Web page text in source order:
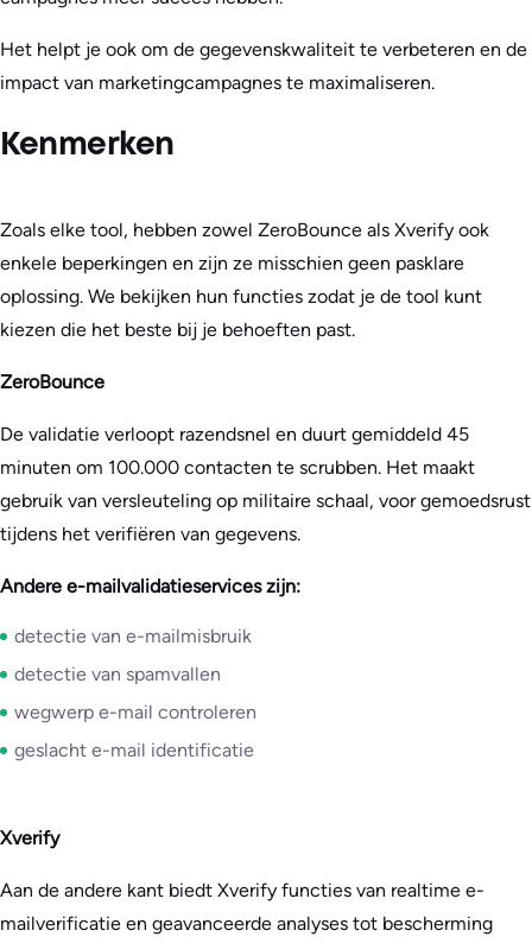
Het helpt je ook om de gegevenskwaliteit te verbeteren en de
impact van marketingcampagnes te maximaliseren.
Kenmerken
Zoals elke tool, hebben zowel ZeroBounce als Xverify ook
enkele beperkingen en zijn ze misschien geen pasklare
oplossing. We bekijken hun functies zodat je de tool kunt
kiezen die het beste bij je behoeften past.
ZeroBounce
De validatie verloopt razendsnel en duurt gemiddeld 45
minuten om 100.000 contacten te scrubben. Het maakt
gebruik van versleuteling op militaire schaal, voor gemoedsrust
tijdens het verifiëren van gegevens.
Andere e-mailvalidatieservices zijn:
detectie van e-mailmisbruik
detectie van spamvallen
wegwerp e-mail controleren
geslacht e-mail identificatie
Xverify
Aan de andere kant biedt Xverify functies van realtime e-
mailverificatie en geavanceerde analyses tot bescherming